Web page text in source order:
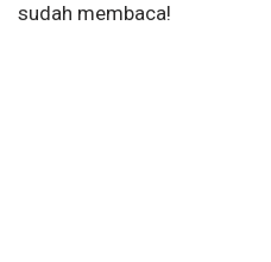
sudah membaca!